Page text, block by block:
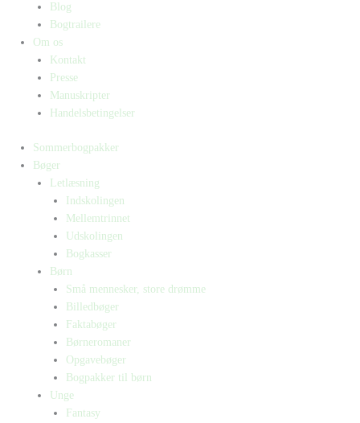
Blog
Bogtrailere
Om os
Kontakt
Presse
Manuskripter
Handelsbetingelser
Sommerbogpakker
Bøger
Letlæsning
Indskolingen
Mellemtrinnet
Udskolingen
Bogkasser
Børn
Små mennesker, store drømme
Billedbøger
Faktabøger
Børneromaner
Opgavebøger
Bogpakker til børn
Unge
Fantasy